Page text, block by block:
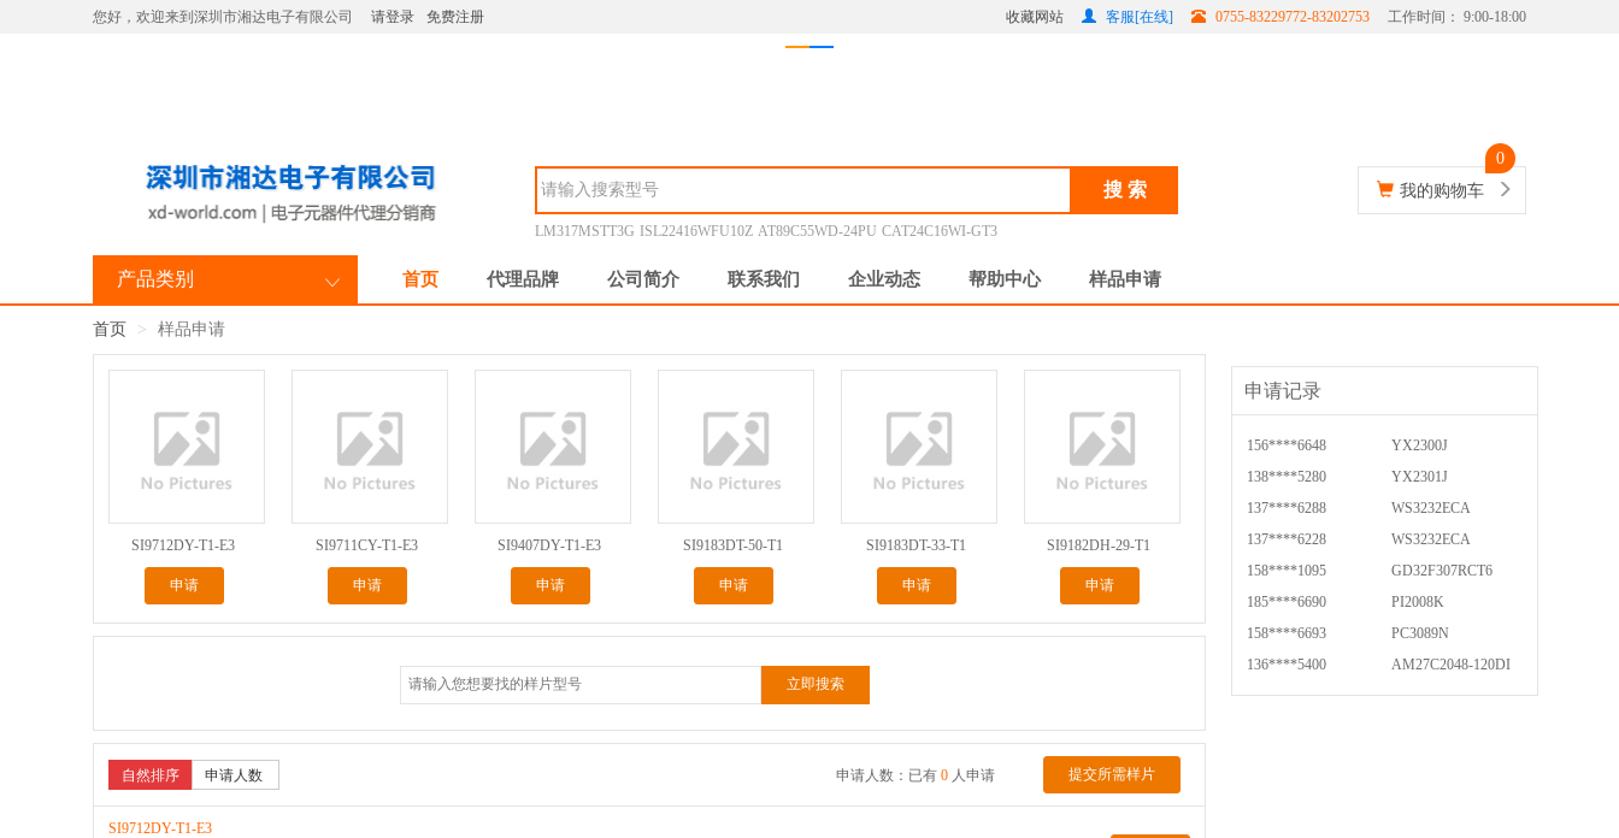
您好，欢迎来到深圳市湘达电子有限公司 请登录 免费注册 收藏网站 客服[在线] 0755-83229772-83202753 工作时间： 9:00-18:00
搜 索
LM317MSTT3G ISL22416WFU10Z AT89C55WD-24PU CAT24C16WI-GT3
0
我的购物车
产品类别 首页 代理品牌 公司简介 联系我们 企业动态 帮助中心 样品申请
首页 样品申请
SI9712DY-T1-E3
申请
SI9711CY-T1-E3
申请
SI9407DY-T1-E3
申请
SI9183DT-50-T1
申请
SI9183DT-33-T1
申请
SI9182DH-29-T1
申请
自然排序 申请人数 提交所需样片
申请人数：已有 0 人申请
SI9712DY-T1-E3
申请记录
156****6648
YX2300J
138****5280
YX2301J
137****6288
WS3232ECA
137****6228
WS3232ECA
158****1095
GD32F307RCT6
185****6690
PI2008K
158****6693
PC3089N
136****5400
AM27C2048-120DI